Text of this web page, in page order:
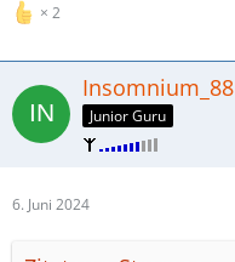
2
Insomnium_88
Junior Guru
6. Juni 2024